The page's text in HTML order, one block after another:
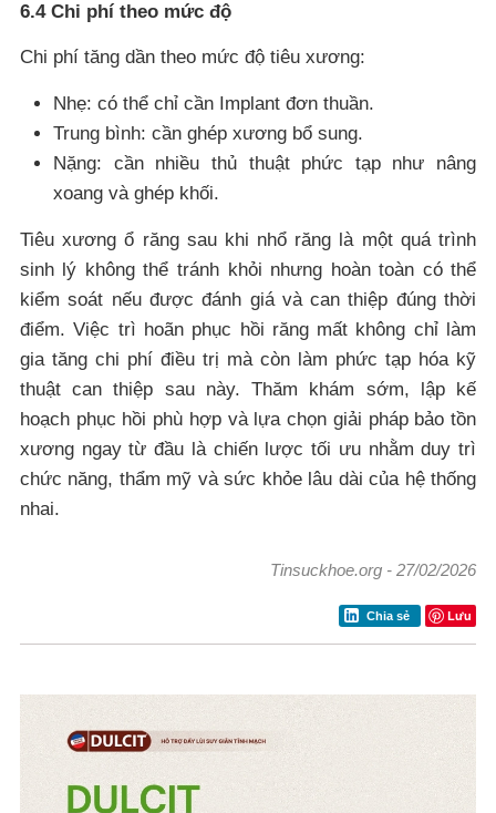
6.4 Chi phí theo mức độ
Chi phí tăng dần theo mức độ tiêu xương:
Nhẹ: có thể chỉ cần Implant đơn thuần.
Trung bình: cần ghép xương bổ sung.
Nặng: cần nhiều thủ thuật phức tạp như nâng
xoang và ghép khối.
Tiêu xương ổ răng sau khi nhổ răng là một quá trình
sinh lý không thể tránh khỏi nhưng hoàn toàn có thể
kiểm soát nếu được đánh giá và can thiệp đúng thời
điểm. Việc trì hoãn phục hồi răng mất không chỉ làm
gia tăng chi phí điều trị mà còn làm phức tạp hóa kỹ
thuật can thiệp sau này. Thăm khám sớm, lập kế
hoạch phục hồi phù hợp và lựa chọn giải pháp bảo tồn
xương ngay từ đầu là chiến lược tối ưu nhằm duy trì
chức năng, thẩm mỹ và sức khỏe lâu dài của hệ thống
nhai.
Tinsuckhoe.org -27/02/2026
Chia sẻ Lưu